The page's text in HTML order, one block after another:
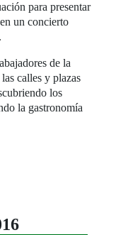
para presentar
un concierto
de la
calles y plazas
los
la gastronomía